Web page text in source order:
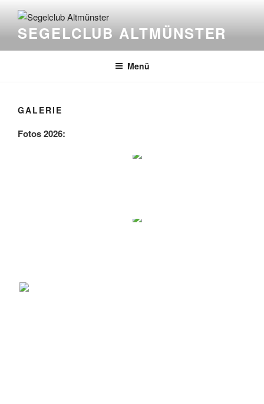
Inhalt
springenSEGELCLUB ALTMÜNSTER
Menü
GALERIE
Fotos 2026: